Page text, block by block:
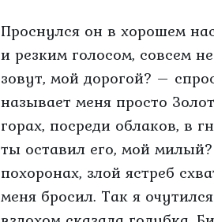
Проснулся он в хорошем
и резким голосом, совсем
зовут, мой дорогой? –
называет меня просто
горах, посреди облаков, в
ты оставил его, мой
похоронах, злой ястреб
меня бросил. Так я